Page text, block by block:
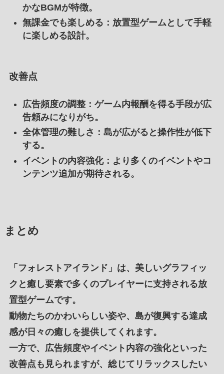
かなBGMが特徴。
無課金でも楽しめる ：放置型ゲームとして手軽
に楽しめる設計。
改善点
広告頻度の調整：ゲーム内報酬を得る手段が広
告頼みになりがち。
全体管理の難しさ ：島が広がると操作性が低下
する。
イベントの内容強化：より多くのイベントやコ
ンテンツ追加が期待される。
まとめ
「 フォレストアイランド 」は、 美しいグラフィッ
ク と癒し要素で多くのプレイヤーに支持される放
置型ゲームです。
動物たちのかわいらしい姿や、 島が復興する達成
感が日々の癒し を提供してくれます。
一方で、
広告頻度やイベント内容の強化といった
改善点 も見られますが、総じて リラックスしたい